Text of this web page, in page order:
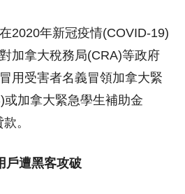
2020年新冠疫情(COVID-19)
加拿大稅務局(CRA)等政府
用受害者名義冒領加拿大緊
加拿大緊急學生補助金
。
戶遭黑客攻破